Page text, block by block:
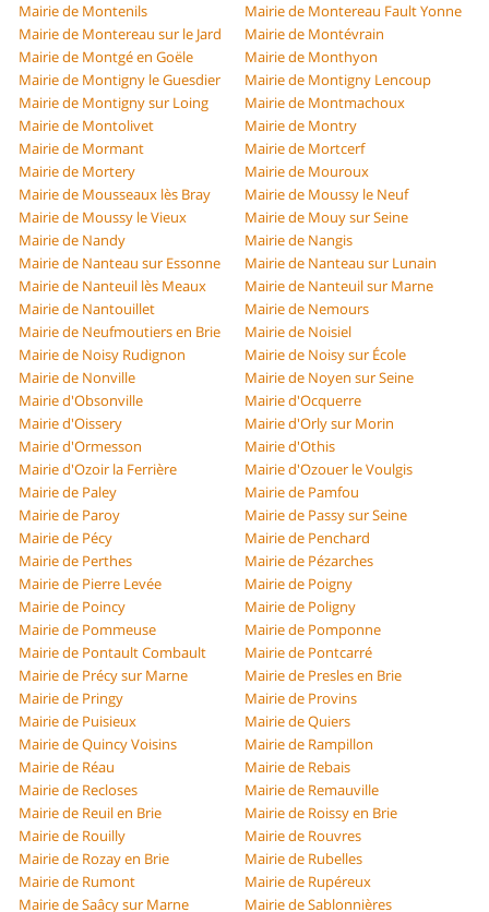
Mairie de Montenils
Mairie de Montereau Fault Yonne
Mairie de Montereau sur le Jard
Mairie de Montévrain
Mairie de Montgé en Goële
Mairie de Monthyon
Mairie de Montigny le Guesdier
Mairie de Montigny Lencoup
Mairie de Montigny sur Loing
Mairie de Montmachoux
Mairie de Montolivet
Mairie de Montry
Mairie de Mormant
Mairie de Mortcerf
Mairie de Mortery
Mairie de Mouroux
Mairie de Mousseaux lès Bray
Mairie de Moussy le Neuf
Mairie de Moussy le Vieux
Mairie de Mouy sur Seine
Mairie de Nandy
Mairie de Nangis
Mairie de Nanteau sur Essonne
Mairie de Nanteau sur Lunain
Mairie de Nanteuil lès Meaux
Mairie de Nanteuil sur Marne
Mairie de Nantouillet
Mairie de Nemours
Mairie de Neufmoutiers en Brie
Mairie de Noisiel
Mairie de Noisy Rudignon
Mairie de Noisy sur École
Mairie de Nonville
Mairie de Noyen sur Seine
Mairie d'Obsonville
Mairie d'Ocquerre
Mairie d'Oissery
Mairie d'Orly sur Morin
Mairie d'Ormesson
Mairie d'Othis
Mairie d'Ozoir la Ferrière
Mairie d'Ozouer le Voulgis
Mairie de Paley
Mairie de Pamfou
Mairie de Paroy
Mairie de Passy sur Seine
Mairie de Pécy
Mairie de Penchard
Mairie de Perthes
Mairie de Pézarches
Mairie de Pierre Levée
Mairie de Poigny
Mairie de Poincy
Mairie de Poligny
Mairie de Pommeuse
Mairie de Pomponne
Mairie de Pontault Combault
Mairie de Pontcarré
Mairie de Précy sur Marne
Mairie de Presles en Brie
Mairie de Pringy
Mairie de Provins
Mairie de Puisieux
Mairie de Quiers
Mairie de Quincy Voisins
Mairie de Rampillon
Mairie de Réau
Mairie de Rebais
Mairie de Recloses
Mairie de Remauville
Mairie de Reuil en Brie
Mairie de Roissy en Brie
Mairie de Rouilly
Mairie de Rouvres
Mairie de Rozay en Brie
Mairie de Rubelles
Mairie de Rumont
Mairie de Rupéreux
Mairie de Saâcy sur Marne
Mairie de Sablonnières